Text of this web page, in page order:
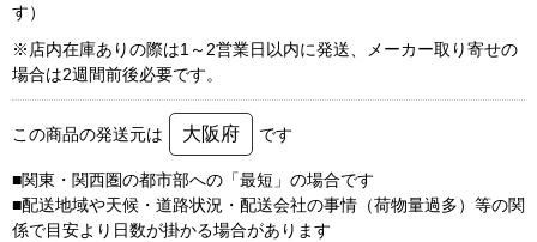
す）
※店内在庫ありの際は1～2営業日以内に発送、メーカー取り寄せの
場合は2週間前後必要です。
この商品の発送元は 大阪府 です
■関東・関西圏の都市部への「最短」の場合です
■配送地域や天候・道路状況・配送会社の事情（荷物量過多）等の関
係で目安より日数が掛かる場合があります